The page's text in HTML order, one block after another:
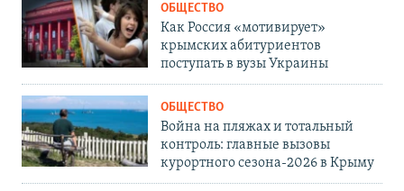
ОБЩЕСТВО
Как Россия «мотивирует»
крымских абитуриентов
поступать в вузы Украины
ОБЩЕСТВО
Война на пляжах и тотальный
контроль: главные вызовы
курортного сезона-2026 в Крыму